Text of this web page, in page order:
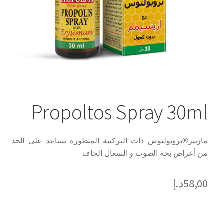
Propoltos Spray 30ml
مارنيز®بروبولتوس ذات التركيبة المتطورة تساعد على الحد
من أعراض بحة الصوت و السعال الجاف
58,00د.إ